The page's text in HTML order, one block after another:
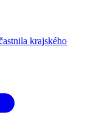
krajského